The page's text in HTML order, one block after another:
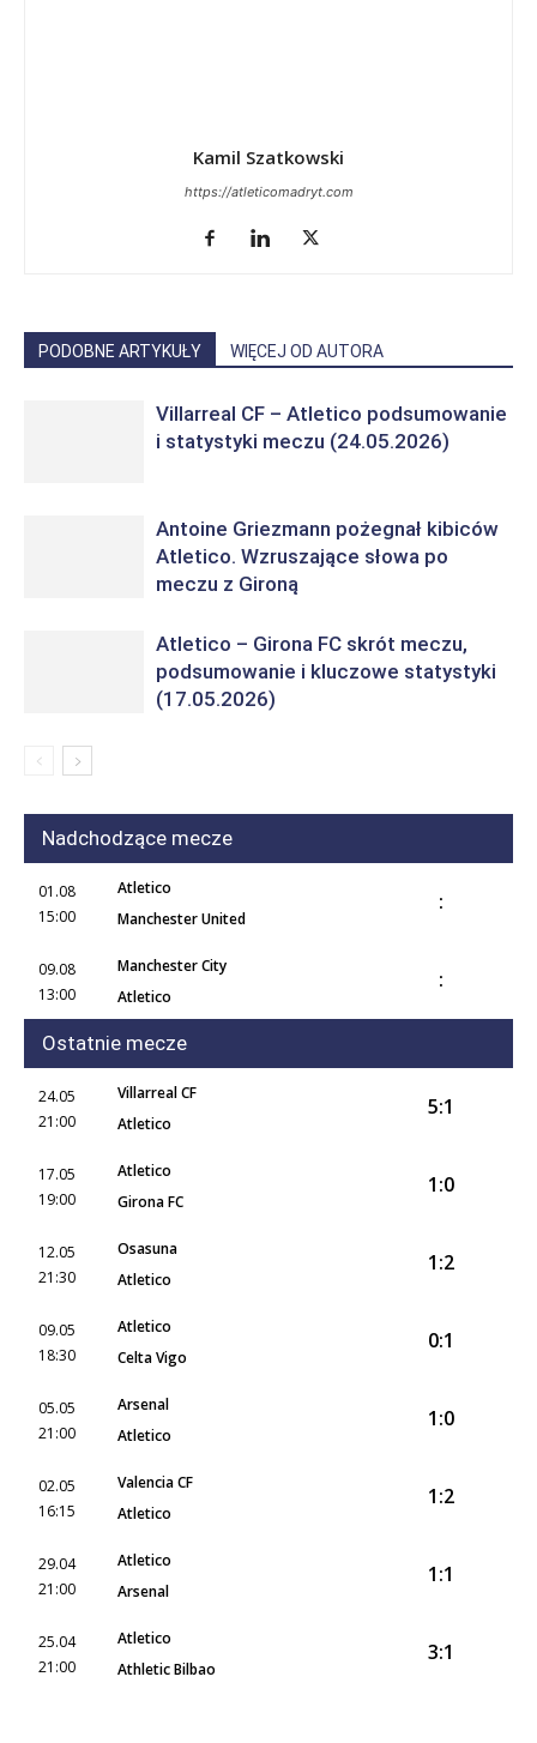
Kamil Szatkowski
https://atleticomadryt.com
PODOBNE ARTYKUŁY WIĘCEJ OD AUTORA
Villarreal CF – Atletico podsumowanie
i statystyki meczu (24.05.2026)
Antoine Griezmann pożegnał kibiców
Atletico. Wzruszające słowa po
meczu z Gironą
Atletico – Girona FC skrót meczu,
podsumowanie i kluczowe statystyki
(17.05.2026)
Nadchodzące mecze
01.08
15:00
Atletico
Manchester United
:
09.08
13:00
Manchester City
Atletico
:
Ostatnie mecze
24.05
21:00
Villarreal CF
Atletico
5:1
17.05
19:00
Atletico
Girona FC
1:0
12.05
21:30
Osasuna
Atletico
1:2
09.05
18:30
Atletico
Celta Vigo
0:1
05.05
21:00
Arsenal
Atletico
1:0
02.05
16:15
Valencia CF
Atletico
1:2
29.04
21:00
Atletico
Arsenal
1:1
25.04
21:00
Atletico
Athletic Bilbao
3:1